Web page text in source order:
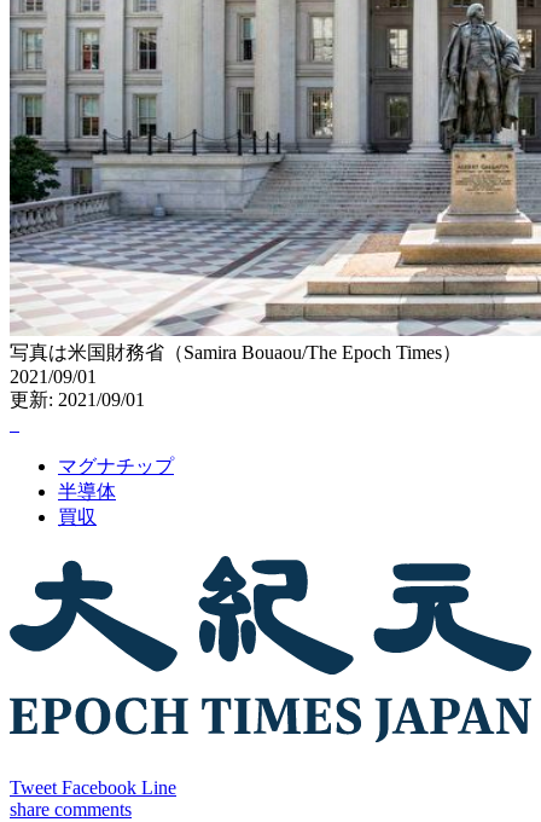
写真は米国財務省（Samira Bouaou/The Epoch Times）
2021/09/01
更新: 2021/09/01
マグナチップ
半導体
買収
Tweet Facebook Line
share comments